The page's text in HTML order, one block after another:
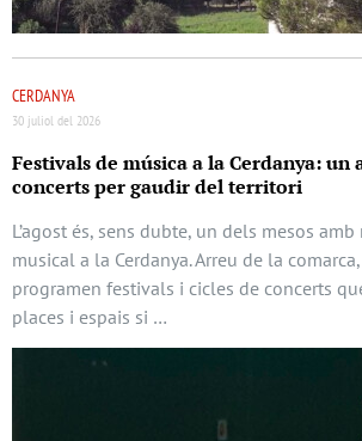
CERDANYA
30 juliol del 2026
Festivals de música a la Cerdanya: un
concerts per gaudir del territori
L’agost és, sens dubte, un dels mesos
musical a la Cerdanya. Arreu de la
programen festivals i cicles de concerts
places i espais si …